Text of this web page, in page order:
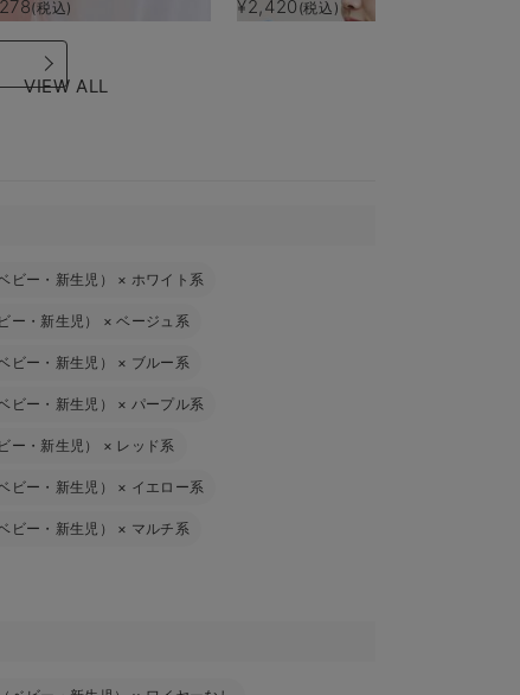
(税込) ¥2,420 (税込)
VIEW ALL
ビー・新生児） × ホワイト系
ー・新生児） ×ベージュ系
ビー・新生児） × ブルー系
ビー・新生児） × パープル系
ー・新生児） × レッド系
ビー・新生児） × イエロー系
ビー・新生児） × マルチ系